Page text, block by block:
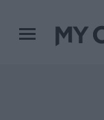
Menu główne